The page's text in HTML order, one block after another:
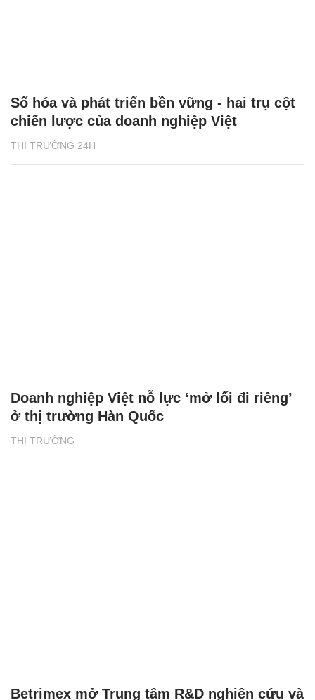
THỊ TRƯỜNG 24H
Số hóa và phát triển bền vững - hai trụ cột
chiến lược của doanh nghiệp Việt
THỊ TRƯỜNG
Doanh nghiệp Việt nỗ lực ‘mở lối đi riêng’
ở thị trường Hàn Quốc
Betrimex mở Trung tâm R&D nghiên cứu và